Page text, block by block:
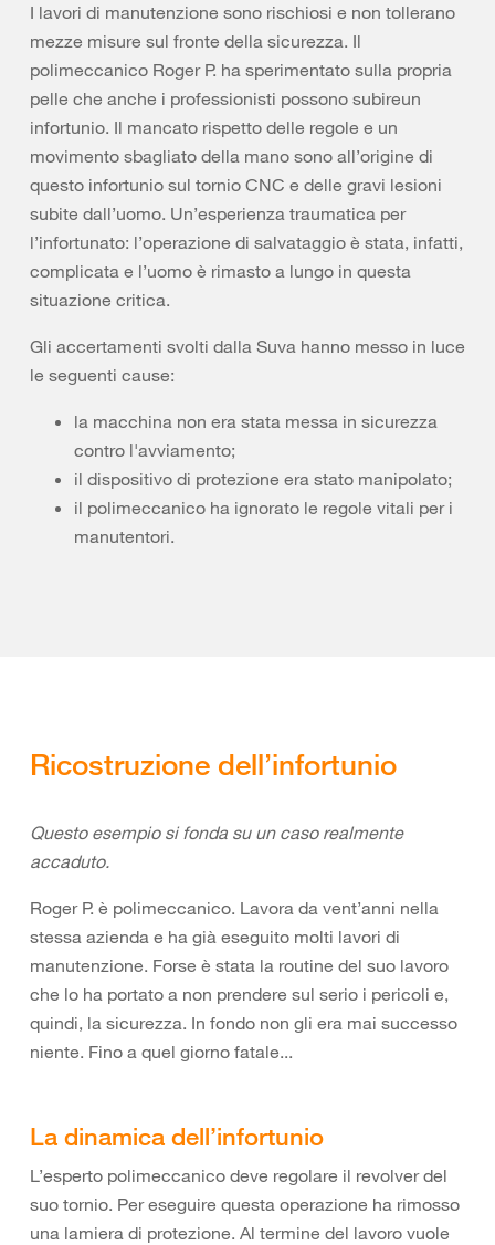
I lavori di manutenzione sono rischiosi e non tollerano
mezze misure sul fronte della sicurezza. Il
polimeccanico Roger P. ha sperimentato sulla propria
pelle che anche i professionisti possono subireun
infortunio. Il mancato rispetto delle regole e un
movimento sbagliato della mano sono all’origine di
questo infortunio sul tornio CNC e delle gravi lesioni
subite dall’uomo. Un’esperienza traumatica per
l’infortunato: l’operazione di salvataggio è stata, infatti,
complicata e l’uomo è rimasto a lungo in questa
situazione critica.
Gli accertamenti svolti dalla Suva hanno messo in luce
le seguenti cause:
la macchina non era stata messa in sicurezza
contro l'avviamento;
il dispositivo di protezione era stato manipolato;
il polimeccanico ha ignorato le regole vitali per i
manutentori.
Ricostruzione dell’infortunio
Questo esempio si fonda su un caso realmente
accaduto.
Roger P. è polimeccanico. Lavora da vent’anni nella
stessa azienda e ha già eseguito molti lavori di
manutenzione. Forse è stata la routine del suo lavoro
che lo ha portato a non prendere sul serio i pericoli e,
quindi, la sicurezza. In fondo non gli era mai successo
niente. Fino a quel giorno fatale...
La dinamica dell’infortunio
L’esperto polimeccanico deve regolare il revolver del
suo tornio. Per eseguire questa operazione ha rimosso
una lamiera di protezione. Al termine del lavoro vuole